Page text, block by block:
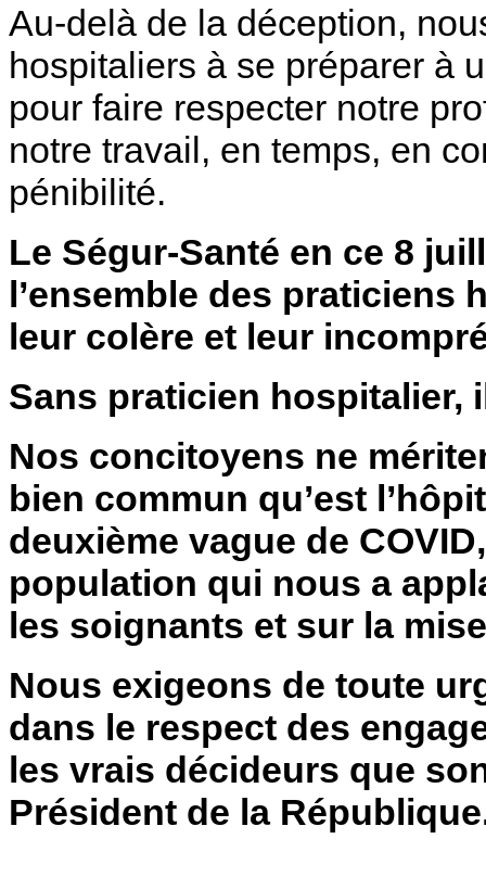
Au-delà de la déception,
hospitaliers à se préparer à
pour faire respecter notre
notre travail, en temps, en
pénibilité.
Le Ségur-Santé en ce 8
l’ensemble des praticiens
leur colère et leur
Sans praticien hospitalier,
Nos concitoyens ne
bien commun qu’est
deuxième vague de
population qui nous a
les soignants et sur la
Nous exigeons de toute
dans le respect des
les vrais décideurs que
Président de la